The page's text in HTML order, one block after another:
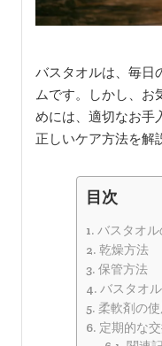
バスタオルは、毎日
ムです。しかし、お
めには、適切なお手
正しいケア方法を解
目次
バスタオ
乾燥方法
保管方法
バスタオ
柔軟剤の
定期的な